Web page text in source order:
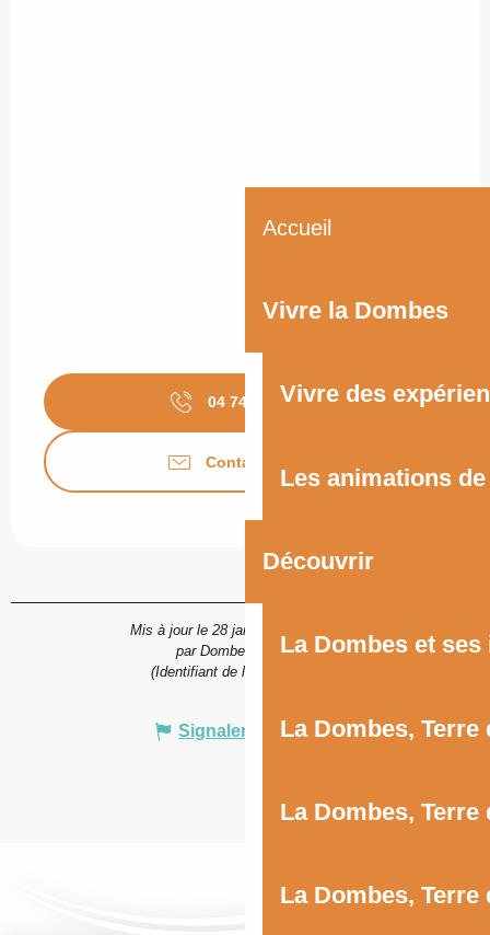
Accueil
Vivre la Dombes
Vivre des
Les animations
Découvrir
La Dombes et
La Dombes,
La Dombes,
La Dombes, Terre
04 74 23 95▒▒
Contactez-nous
Mis à jour le 28 janvier 2026 à 16:28
par Dombes Tourisme
(Identifiant de l'offre :
Signaler une erreur